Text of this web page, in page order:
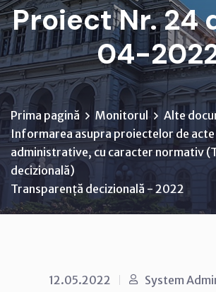
Proiect Nr. 24
04-
Prima pagină Monitorul
Alte
Informarea asupra proiectelor de acte
administrative, cu caracter normativ
decizională)
Transparență decizională - 2022
12.05.2022 System